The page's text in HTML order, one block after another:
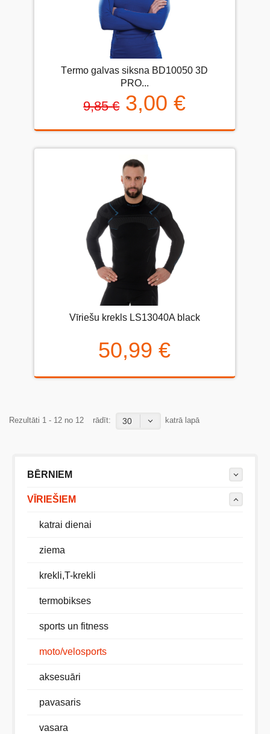
Тermo galvas siksna BD10050 3D
PRO...
9,85 € 3,00 €
Vīriešu krekls LS13040A black
50,99 €
Rezultāti 1 - 12 no 12 rādīt: 30 katrā lapā
BĒRNIEM
VĪRIEŠIEM
katrai dienai
ziema
krekli,T-krekli
termobikses
sports un fitness
moto/velosports
aksesuāri
pavasaris
vasara